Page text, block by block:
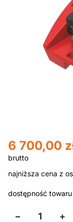
6 700,00
najniższa cena z
dostępność towaru
− +